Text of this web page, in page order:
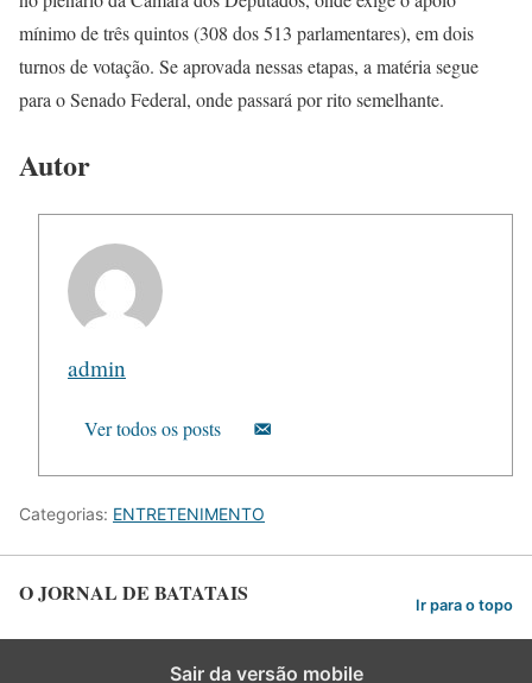
mínimo de três quintos (308 dos 513 parlamentares), em dois
turnos de votação. Se aprovada nessas etapas, a matéria segue
para o Senado Federal, onde passará por rito semelhante.
Autor
admin
Ver todos os posts
Categorias: ENTRETENIMENTO
O JORNAL DE BATATAIS Ir para o topo
Sair da versão mobile